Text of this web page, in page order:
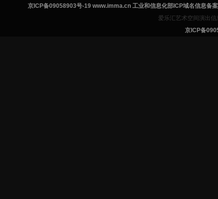
京ICP备09058903号-19 www.imma.cn 工业和信息化部ICP域名信息备
爱乐汇艺术空间演出
京ICP备